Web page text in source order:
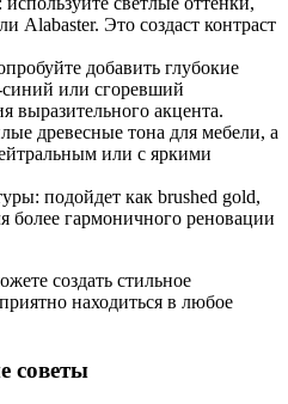
Alabaster. Это создаст контраст
добавить глубокие
синий или сгоревший
выразительного акцента.
древесные тона для мебели, а
или с яркими
подойдет как brushed gold,
более гармоничного реновации
создать стильное
находиться в любое
советы